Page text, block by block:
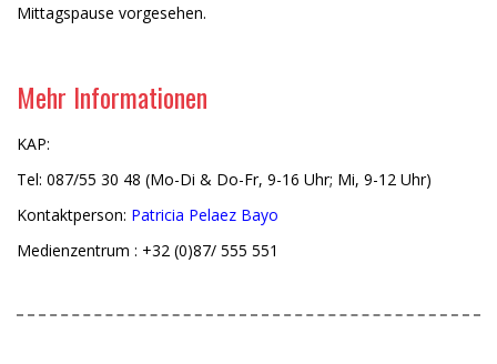
Mittagspause vorgesehen.
Mehr Informationen
KAP:
Tel: 087/55 30 48 (Mo-Di & Do-Fr, 9-16 Uhr; Mi, 9-12 Uhr)
Kontaktperson: Patricia Pelaez Bayo
Medienzentrum : +32 (0)87/ 555 551